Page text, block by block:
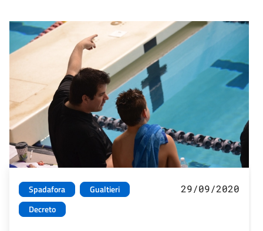
Spadafora
Gualtieri
Decreto
29/09/2020